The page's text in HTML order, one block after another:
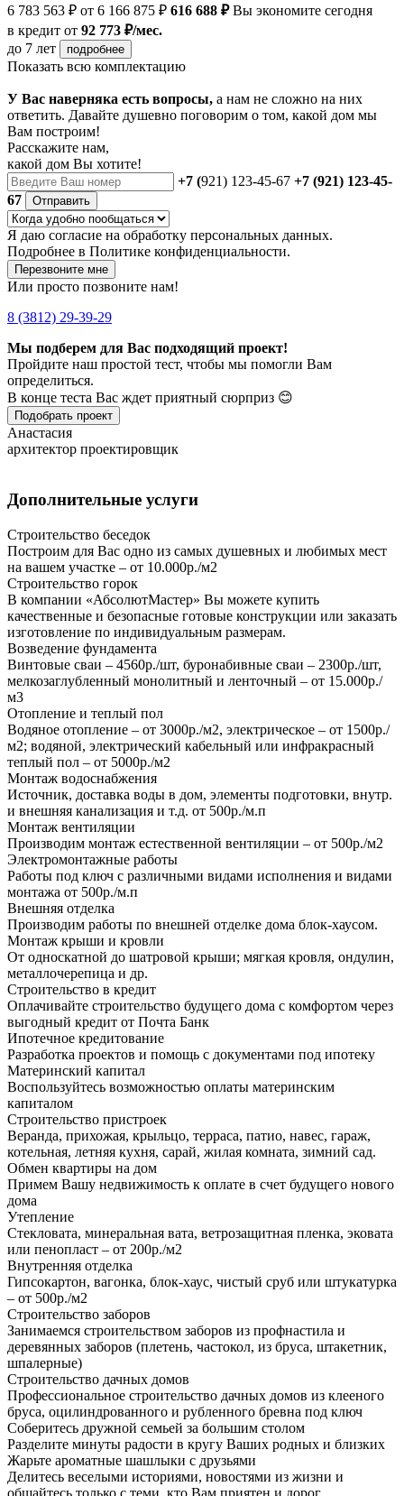
6 783 563 ₽ от 6 166 875 ₽ 616 688 ₽Вы экономите сегодня
в кредит от 92 773 ₽/мес.
до 7 лет
подробнее
Показать всю комплектацию
У Вас наверняка есть вопросы, а нам не сложно на них
ответить. Давайте душевно поговорим о том, какой дом мы
Вам построим!
Расскажите нам,
какой дом Вы хотите!
+7 (921) 123-45-67 +7 (921) 123-45-
67
Отправить
Я даю согласие на обработку персональных данных.
Подробнее в Политике конфиденциальности.
Перезвоните мне
Или просто позвоните нам!
8 (3812) 29-39-29
Мы подберем для Вас подходящий проект!
Пройдите наш простой тест, чтобы мы помогли Вам
определиться.
В конце теста Вас ждет приятный сюрприз 😊
Подобрать проект
Анастасия
архитектор проектировщик
Дополнительные услуги
Строительство беседок
Построим для Вас одно из самых душевных и любимых мест
на вашем участке – от 10.000р./м2
Строительство горок
В компании «АбсолютМастер» Вы можете купить
качественные и безопасные готовые конструкции или заказать
изготовление по индивидуальным размерам.
Возведение фундамента
Винтовые сваи – 4560р./шт, буронабивные сваи – 2300р./шт,
мелкозаглубленный монолитный и ленточный – от 15.000р./
м3
Отопление и теплый пол
Водяное отопление – от 3000р./м2, электрическое – от 1500р./
м2; водяной, электрический кабельный или инфракрасный
теплый пол – от 5000р./м2
Монтаж водоснабжения
Источник, доставка воды в дом, элементы подготовки, внутр.
и внешняя канализация и т.д. от 500р./м.п
Монтаж вентиляции
Производим монтаж естественной вентиляции – от 500р./м2
Электромонтажные работы
Работы под ключ с различными видами исполнения и видами
монтажа от 500р./м.п
Внешняя отделка
Производим работы по внешней отделке дома блок-хаусом.
Монтаж крыши и кровли
От односкатной до шатровой крыши; мягкая кровля, ондулин,
металлочерепица и др.
Строительство в кредит
Оплачивайте строительство будущего дома с комфортом через
выгодный кредит от Почта Банк
Ипотечное кредитование
Разработка проектов и помощь с документами под ипотеку
Материнский капитал
Воспользуйтесь возможностью оплаты материнским
капиталом
Строительство пристроек
Веранда, прихожая, крыльцо, терраса, патио, навес, гараж,
котельная, летняя кухня, сарай, жилая комната, зимний сад.
Обмен квартиры на дом
Примем Вашу недвижимость к оплате в счет будущего нового
дома
Утепление
Стекловата, минеральная вата, ветрозащитная пленка, эковата
или пенопласт – от 200р./м2
Внутренняя отделка
Гипсокартон, вагонка, блок-хаус, чистый сруб или штукатурка
– от 500р./м2
Строительство заборов
Занимаемся строительством заборов из профнастила и
деревянных заборов (плетень, частокол, из бруса, штакетник,
шпалерные)
Строительство дачных домов
Профессиональное строительство дачных домов из клееного
бруса, оцилиндрованного и рубленного бревна под ключ
Соберитесь дружной семьей за большим столом
Разделите минуты радости в кругу Ваших родных и близких
Жарьте ароматные шашлыки с друзьями
Делитесь веселыми историями, новостями из жизни и